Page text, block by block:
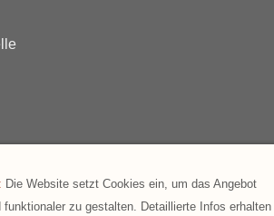
Die Website setzt Cookies ein, um das Angebot
funktionaler zu gestalten. Detaillierte Infos erhalten